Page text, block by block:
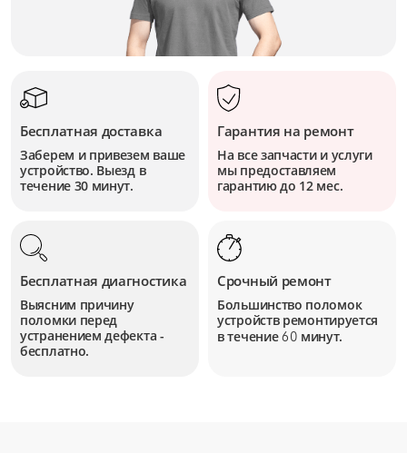
Бесплатная доставка
Заберем и привезем ваше
устройство. Выезд в
течение 30 минут.
Гарантия на ремонт
На все запчасти и услуги
мы предоставляем
гарантию до 12 мес.
Бесплатная диагностика
Выясним причину
поломки перед
устранением дефекта -
бесплатно.
Срочный ремонт
Большинство поломок
устройств ремонтируется
в течение60 минут.